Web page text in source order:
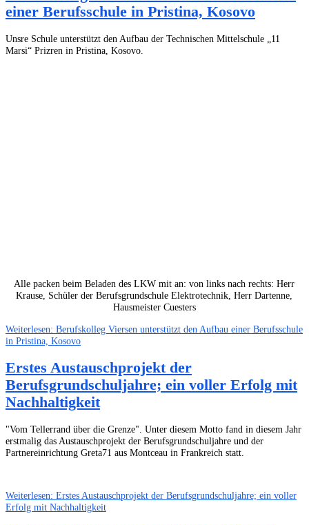
einer Berufsschule in Pristina, Kosovo
Unsre Schule unterstützt den Aufbau der Technischen Mittelschule „11
Marsi“ Prizren in Pristina, Kosovo.
Alle packen beim Beladen des LKW mit an: von links nach rechts: Herr
Krause, Schüler der Berufsgrundschule Elektrotechnik, Herr Dartenne,
Hausmeister Cuesters
Weiterlesen: Berufskolleg Viersen unterstützt den Aufbau einer Berufsschule
in Pristina, Kosovo
Erstes Austauschprojekt der
Berufsgrundschuljahre; ein voller Erfolg mit
Nachhaltigkeit
"Vom Tellerrand über die Grenze". Unter diesem Motto fand in diesem Jahr
erstmalig das Austauschprojekt der Berufsgrundschuljahre und der
Partnereinrichtung Greta71 aus Montceau in Frankreich statt.
Weiterlesen: Erstes Austauschprojekt der Berufsgrundschuljahre; ein voller
Erfolg mit Nachhaltigkeit